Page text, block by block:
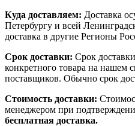
Куда доставляем: Доставка
Петербургу и всей
доставка в другие Регионы
Срок доставки: Срок
конкретного товара на нашем
поставщиков. Обычно срок
Стоимость доставки:
менеджером при
бесплатная доставка.